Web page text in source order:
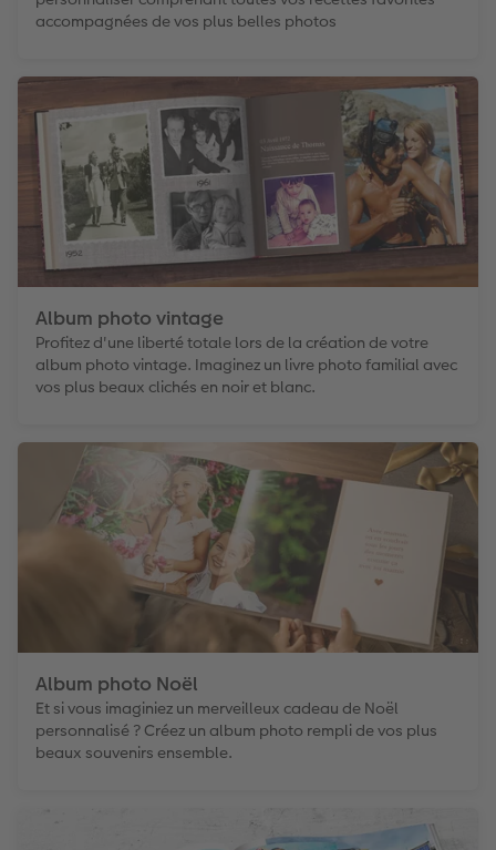
accompagnées de vos plus belles photos
Album photo vintage
Profitez d'une liberté totale lors de la création de votre
album photo vintage. Imaginez un livre photo familial avec
vos plus beaux clichés en noir et blanc.
Album photo Noël
Et si vous imaginiez un merveilleux cadeau de Noël
personnalisé ? Créez un album photo rempli de vos plus
beaux souvenirs ensemble.